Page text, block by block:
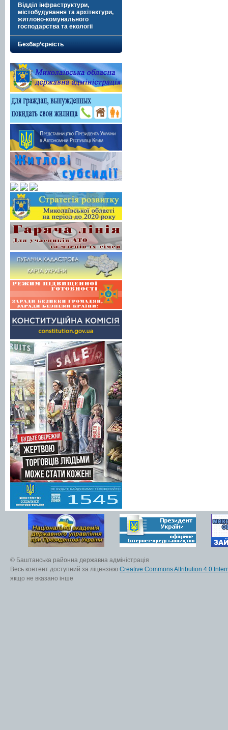
Відділ інфраструктури,
містобудування та архітектури,
житлово-комунального
господарства та екології
Безбар’єрність
© Баштанська районна державна адміністрація
Весь контент доступний за ліцензією Creative Commons Attribution 4.0
якщо не вказано інше